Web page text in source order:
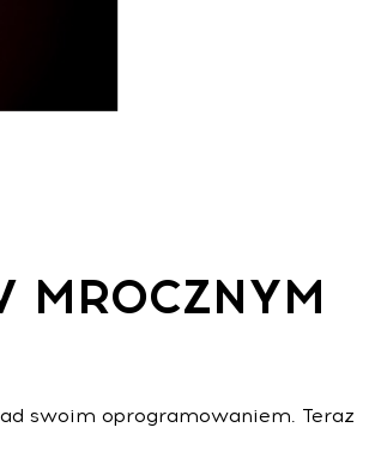
swoim oprogramowaniem. Teraz